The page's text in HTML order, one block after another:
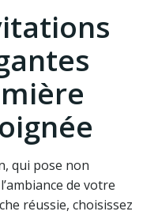
qui pose non
de votre
réussie, choisissez